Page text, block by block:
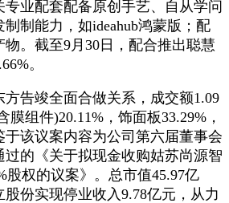
业配套配备原创手艺、自从学问
制能力，如ideahub鸿蒙版；配
。截至9月30日，配合推出聪慧
。
告竣全面合做关系，成交额1.09
组件)20.11%，饰面板33.29%，
于该议案内容为公司第六届董事会
的《关于拟现金收购姑苏尚源智
股权的议案》。总市值45.97亿
份实现停业收入9.78亿元，从力